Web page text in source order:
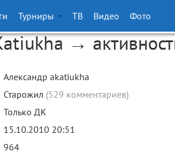
Турниры ТВ Видео Фото
→
Александр akatiukha
Старожил (529 комментариев)
Только ДК
15.10.2010 20:51
964